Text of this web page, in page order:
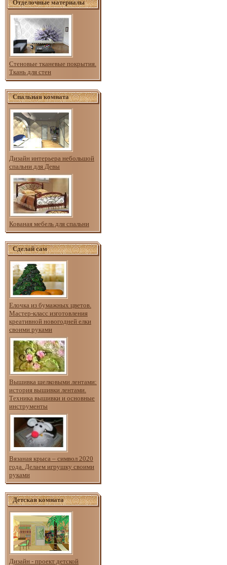
Отделочные материалы
Стеновые тканевые покрытия.
Ткань для стен
Спальная комната
Дизайн интерьера небольшой
спальни для Девы
Кованая мебель для спальни
Сделай сам
Елочка из бумажных цветов.
Мастер-класс изготовления
креативной новогодней елки
своими руками
Вышивка шелковыми лентами:
история вышивки лентами.
Техника вышивки и основные
инструменты
Вязаная крыса – символ 2020
года. Делаем игрушку своими
руками
Детская комната
Дизайн - проект детской